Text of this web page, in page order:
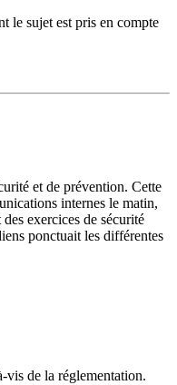
le sujet est pris en compte
et de prévention. Cette
internes le matin,
exercices de sécurité
ponctuait les différentes
vis de la réglementation.